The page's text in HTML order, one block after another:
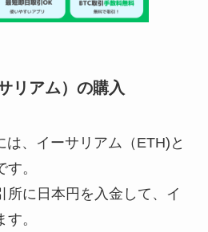
リアム）の購入
は、イーサリアム（ETH)と
。
所に日本円を入金して、イ
。